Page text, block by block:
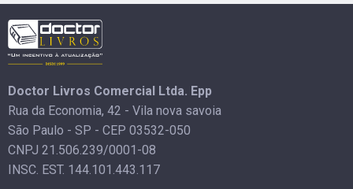
Doctor Livros Comercial Ltda. Epp
Rua da Economia, 42 - Vila nova savoia
São Paulo - SP - CEP 03532-050
CNPJ 21.506.239/0001-08
INSC. EST. 144.101.443.117